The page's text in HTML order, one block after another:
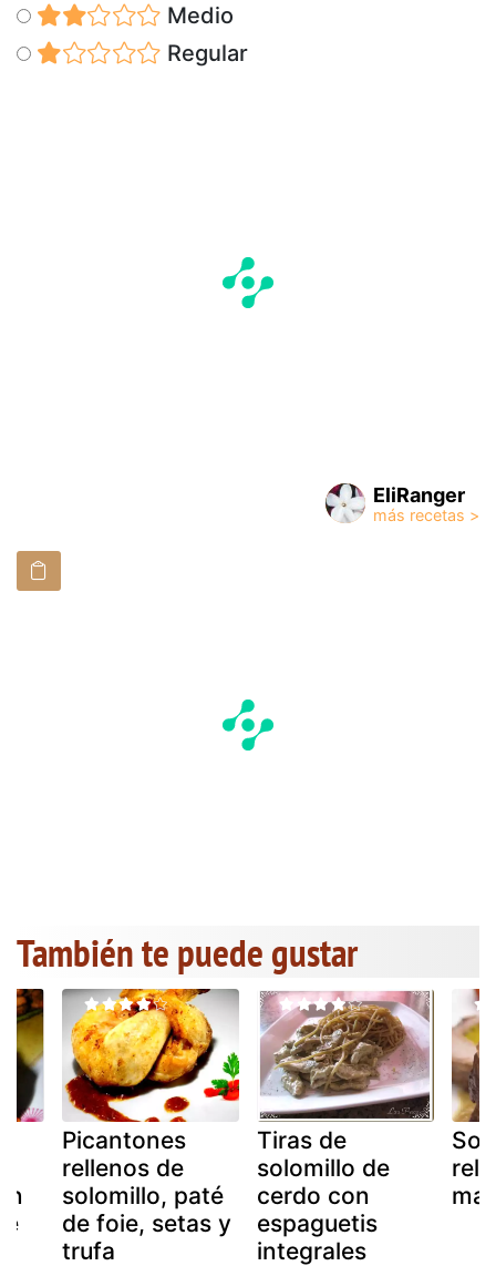
Medio
Regular
EliRanger
También te puede gustar
Picantones
rellenos de
solomillo, paté
de foie, setas y
trufa
Tiras de
solomillo de
cerdo con
espaguetis
integrales